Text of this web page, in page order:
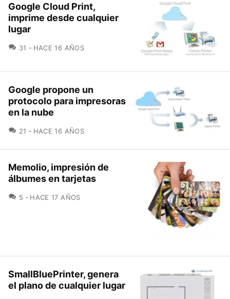
Google Cloud Print,
imprime desde cualquier
lugar
31 COMENTARIOS
HACE 16 AÑOS
Google propone un
protocolo para impresoras
en la nube
21 COMENTARIOS
HACE 16 AÑOS
Memolio, impresión de
álbumes en tarjetas
5 COMENTARIOS
HACE 17 AÑOS
SmallBluePrinter, genera
el plano de cualquier lugar